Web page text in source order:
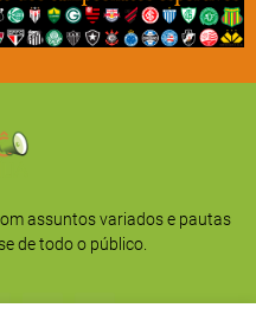
assuntos variados e pautas
de todo o público.